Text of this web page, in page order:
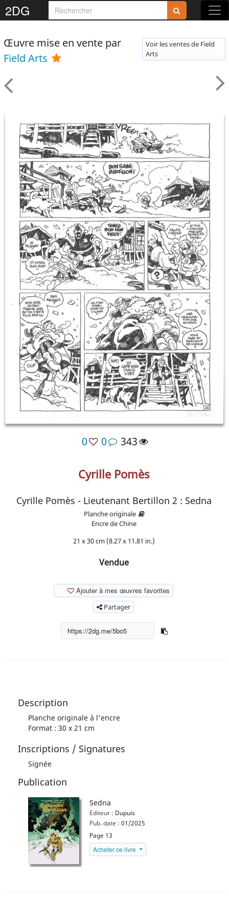
2DG
Œuvre mise en vente par
Field Arts
Voir les ventes de Field
Arts
0 0 343
Cyrille Pomès
Cyrille Pomès - Lieutenant Bertillon 2 : Sedna
Planche originale
Encre de Chine
21 x 30 cm (8.27 x 11.81 in.)
Vendue
Ajouter à mes œuvres favorites
Partager
Description
Planche originale à l'encre
Format : 30 x 21 cm
Inscriptions / Signatures
Signée
Publication
Sedna
Editeur : Dupuis
Pub. date : 01/2025
Page 13
Acheter ce livre